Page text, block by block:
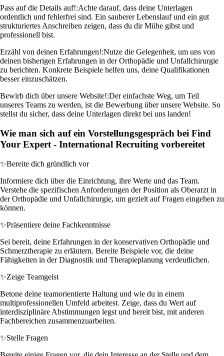
Pass auf die Details auf!:Achte darauf, dass deine Unterlagen
ordentlich und fehlerfrei sind. Ein sauberer Lebenslauf und ein gut
strukturiertes Anschreiben zeigen, dass du dir Mühe gibst und
professionell bist.
Erzähl von deinen Erfahrungen!:Nutze die Gelegenheit, um uns von
deinen bisherigen Erfahrungen in der Orthopädie und Unfallchirurgie
zu berichten. Konkrete Beispiele helfen uns, deine Qualifikationen
besser einzuschätzen.
Bewirb dich über unsere Website!:Der einfachste Weg, um Teil
unseres Teams zu werden, ist die Bewerbung über unsere Website. So
stellst du sicher, dass deine Unterlagen direkt bei uns landen!
Wie man sich auf ein Vorstellungsgespräch bei Find
Your Expert - International Recruiting vorbereitet
✨Bereite dich gründlich vor
Informiere dich über die Einrichtung, ihre Werte und das Team.
Verstehe die spezifischen Anforderungen der Position als Oberarzt in
der Orthopädie und Unfallchirurgie, um gezielt auf Fragen eingehen zu
können.
✨Präsentiere deine Fachkenntnisse
Sei bereit, deine Erfahrungen in der konservativen Orthopädie und
Schmerztherapie zu erläutern. Bereite Beispiele vor, die deine
Fähigkeiten in der Diagnostik und Therapieplanung verdeutlichen.
✨Zeige Teamgeist
Betone deine teamorientierte Haltung und wie du in einem
multiprofessionellen Umfeld arbeitest. Zeige, dass du Wert auf
interdisziplinäre Abstimmungen legst und bereit bist, mit anderen
Fachbereichen zusammenzuarbeiten.
✨Stelle Fragen